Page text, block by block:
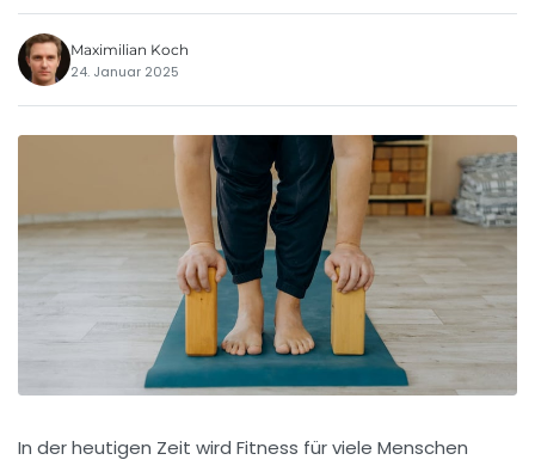
Maximilian Koch
24. Januar 2025
In der heutigen Zeit wird Fitness für viele Menschen